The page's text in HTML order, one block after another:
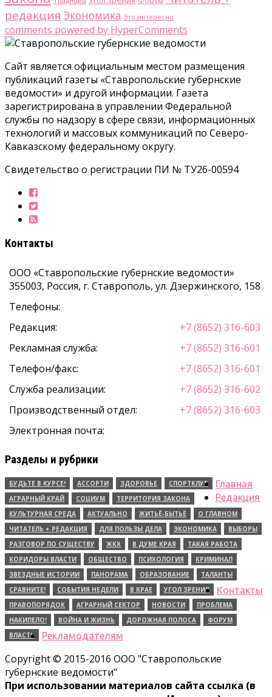
редакция Экономика Это интересно
comments powered by HyperComments
Сайт является официальным местом размещения
публикаций газеты «Ставропольские губернские
ведомости» и другой информации. Газета
зарегистрирована в управлении Федеральной
службы по надзору в сфере связи, информационных
технологий и массовых коммуникаций по Северо-
Кавказскому федеральному округу.
Свидетельство о регистрации ПИ № ТУ26-00594
Контакты
ООО «Ставропольские губернские ведомости»
355003, Россия, г. Ставрополь, ул. Дзержинского, 158
Телефоны:
Редакция:
+7 (8652) 316-603
Рекламная служба:
+7 (8652) 316-601
Телефон/факс:
+7 (8652) 316-601
Служба реализации:
+7 (8652) 316-602
Производственный отдел:
+7 (8652) 316-603
Электронная почта:
Разделы и рубрики
БУДЬТЕ В КУРСЕ! АССОРТИ ЗДОРОВЬЕ
СПОРТКЛУБ
АГРАРНЫЙ КРАЙ
СОЦИУМ
ТЕРРИТОРИЯ ЗАКОНА
КУЛЬТУРНАЯ СРЕДА
АКТУАЛЬНО ЖИТЬЁ-БЫТЬЁ
О ГЛАВНОМ
ЧИТАТЕЛЬ + РЕДАКЦИЯ
ДЛЯ ПОЛЬЗЫ ДЕЛА ЭКОНОМИКА
ВЫБОРЫ
РАЗГОВОР ПО СУЩЕСТВУ
ЖКХ В ДУМЕ КРАЯ
ТАКАЯ РАБОТА
КОРИДОРЫ ВЛАСТИ
ОБЩЕСТВО ПСИХОЛОГИЯ
КРИМИНАЛ
ЗВЕЗДНЫЕ ИСТОРИИ
ПАНОРАМА ОБРАЗОВАНИЕ
ТАЛАНТЫ
СРАВНИТЕ!
СОБЫТИЯ НЕДЕЛИ В КРАЕ
УГОЛ ЗРЕНИЯ
ПРАВОПОРЯДОК
АГРАРНЫЙ СЕКТОР НОВОСТИ
ПРОБЛЕМА
НАКИПЕЛО!
ВОЙНА И ЖИЗНЬ ДОРОЖНАЯ ПОЛОСА
ФОРУМ
ВЛАСТЬ
Главная
Редакция
Контакты
Рекламодателям
Copyright © 2015-2016 ООО "Ставропольские
губернские ведомости"
При использовании материалов сайта ссылка (в